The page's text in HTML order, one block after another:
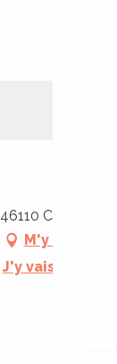
46110 Carennac
M'y rendre
J'y vais en train !